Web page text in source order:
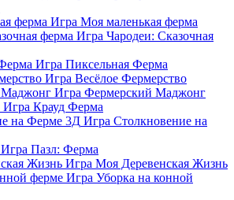
Игра Моя маленькая ферма
Игра Чародеи: Сказочная
Игра Пиксельная Ферма
Игра Весёлое Фермерство
Игра Фермерский Маджонг
Игра Крауд Ферма
Игра Столкновение на
Игра Пазл: Ферма
Игра Моя Деревенская Жизнь
Игра Уборка на конной